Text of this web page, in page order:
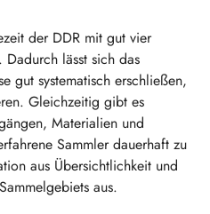
der DDR mit gut vier
Dadurch lässt sich das
gut systematisch erschließen,
Gleichzeitig gibt es
Materialien und
Sammler dauerhaft zu
aus Übersichtlichkeit und
aus.